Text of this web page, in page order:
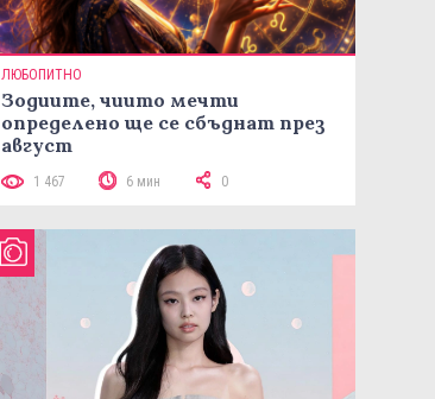
ЛЮБОПИТНО
Зодиите, чиито мечти
определено ще се сбъднат през
август
1 467 6 мин 0